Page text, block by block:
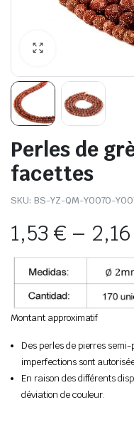
Perles de
facettes
SKU: BS-YZ-QM-Y0070-
1,53€ –
Montant approximatif
Des perles de pierres
imperfections sont
En raison des différents
déviation de couleur.